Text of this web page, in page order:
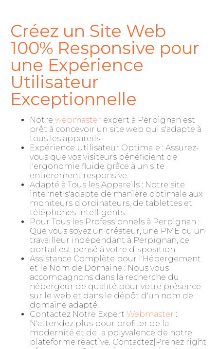
Créez un Site Web
100% Responsive pour
une Expérience
Utilisateur
Exceptionnelle
Notre webmaster expert à Perpignan est
prêt à concevoir un site web qui s'adapte à
tous les appareils.
Expérience Utilisateur Optimale : Assurez-
vous que vos visiteurs bénéficient de
l'ergonomie fluide grâce à un site
entièrement responsive.
Adapté à Tous les Appareils : Notre site
internet s'adapte de manière optimale aux
moniteurs d'ordinateurs, de tablettes et
téléphones intelligents.
Pour Tous les Professionnels à Perpignan :
Que vous soyez un créateur, une PME ou un
travailleur indépendant à Perpignan, ce
portail est pensé à votre disposition.
Assistance Complète pour l'Hébergement
et le Nom de Domaine : Nous vous
accompagnons dans la recherche du
hébergeur de qualité pour votre présence
sur le web et dans le dépôt d'un nom de
domaine adapté.
Contactez Notre Expert Webmaster :
N'attendez plus pour profiter de la
modernité et de la polyvalence de notre
plateforme réactive. Contactez|Prenez right